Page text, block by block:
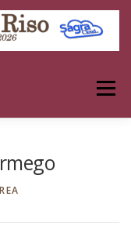
Menu